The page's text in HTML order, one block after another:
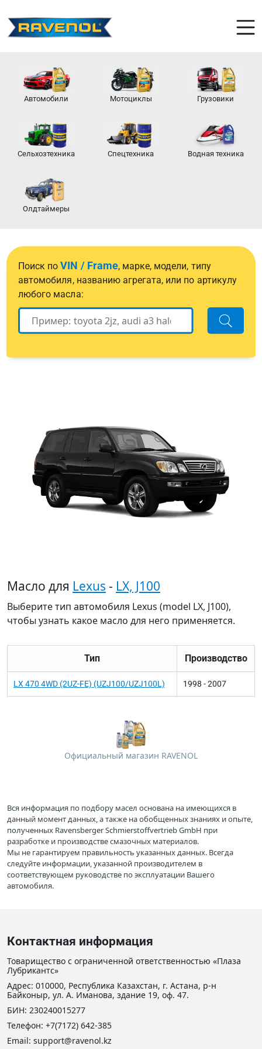
Автомобили Мотоциклы Грузовики
Сельхозтехника Спецтехника Водная техника
Олдтаймеры
Поиск поVIN / Frame, марке, модели, типу
автомобиля, названию агрегата, или по артикулу
любого масла:
Масло для Lexus - LX, J100
Выберите тип автомобиля Lexus (model LX, J100),
чтобы узнать какое масло для него применяется.
Тип Производство
LX 470 4WD (2UZ-FE) (UZJ100/UZJ100L) 1998 - 2007
Официальный магазин RAVENOL
Вся информация по подбору масел основана на имеющихся в
данный момент данных, а также на обобщенных знаниях и опыте,
полученных Ravensberger Schmierstoffvertrieb GmbH при
разработке и производстве смазочных материалов.
Мы не гарантируем правильность указанных данных. Всегда
следуйте информации, указанной производителем в
соответствующем руководстве по эксплуатации Вашего
автомобиля.
Контактная информация
Товарищество с ограниченной ответственностью «Плаза
Лубрикантс»
Адрес: 010000, Республика Казахстан, г. Астана, р-н
Байконыр, ул. А. Иманова, здание 19, оф. 47.
БИН: 230240015277
Телефон: +7(7172) 642-385
Email: support@ravenol.kz